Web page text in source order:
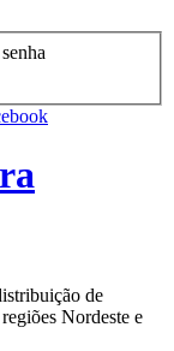
de
Nordeste e